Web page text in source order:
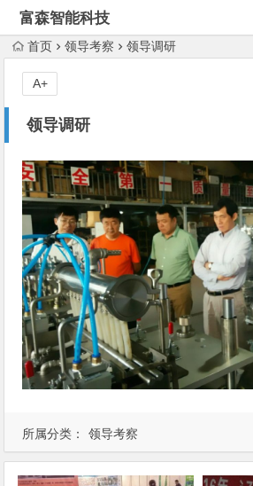
富森智能科技
首页 领导考察 领导调研
领导调研
A+
所属分类： 领导考察